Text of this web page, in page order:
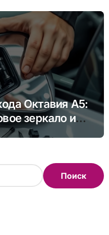
Октавия А5:
зеркало и
своими